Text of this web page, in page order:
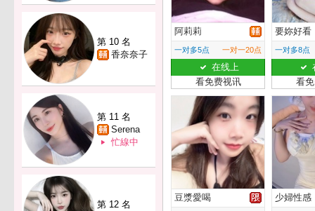
第 10 名
香奈奈子
第 11 名
Serena
忙線中
第 12 名
阿莉莉
一对多5点 一对一20点
在线上
看免费视讯
要妳好看
一对多8点
看
豆漿愛喝 少婦性感